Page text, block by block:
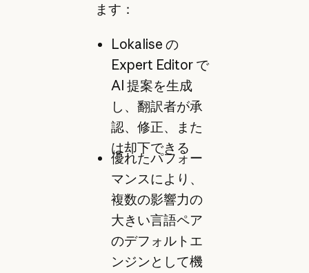
ます：
Lokalise の
Expert Editor で
AI 提案を生成
し、翻訳者が承
認、修正、また
は却下できる
優れたパフォー
マンスにより、
複数の影響力の
大きい言語ペア
のデフォルトエ
ンジンとして機